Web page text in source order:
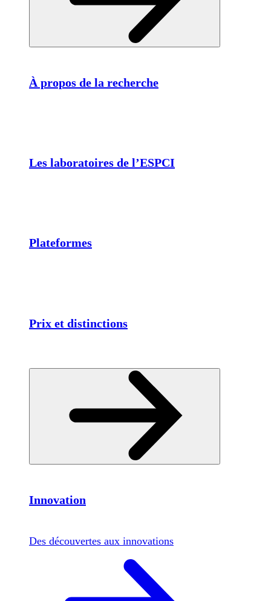
À propos de la recherche
Les laboratoires de l’ESPCI
Plateformes
Prix et distinctions
Innovation
Des découvertes aux innovations